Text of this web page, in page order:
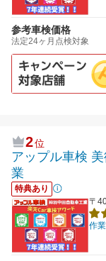
参考車検価格
法定24ヶ月点検対象
2位
アップル車検 美術館通り店
業
特典あり
〒
作